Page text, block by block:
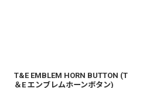
T&E EMBLEM HORN BUTTON (T
＆E エンブレムホーンボタン)